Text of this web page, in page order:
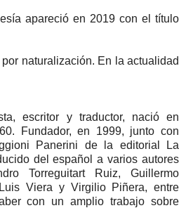
apareció en 2019 con el título
naturalización. En la actualidad
escritor y traductor, nació en
Fundador, en 1999, junto con
Panerini de la editorial La
del español a varios autores
Torreguitart Ruiz, Guillermo
Viera y Virgilio Piñera, entre
con un amplio trabajo sobre